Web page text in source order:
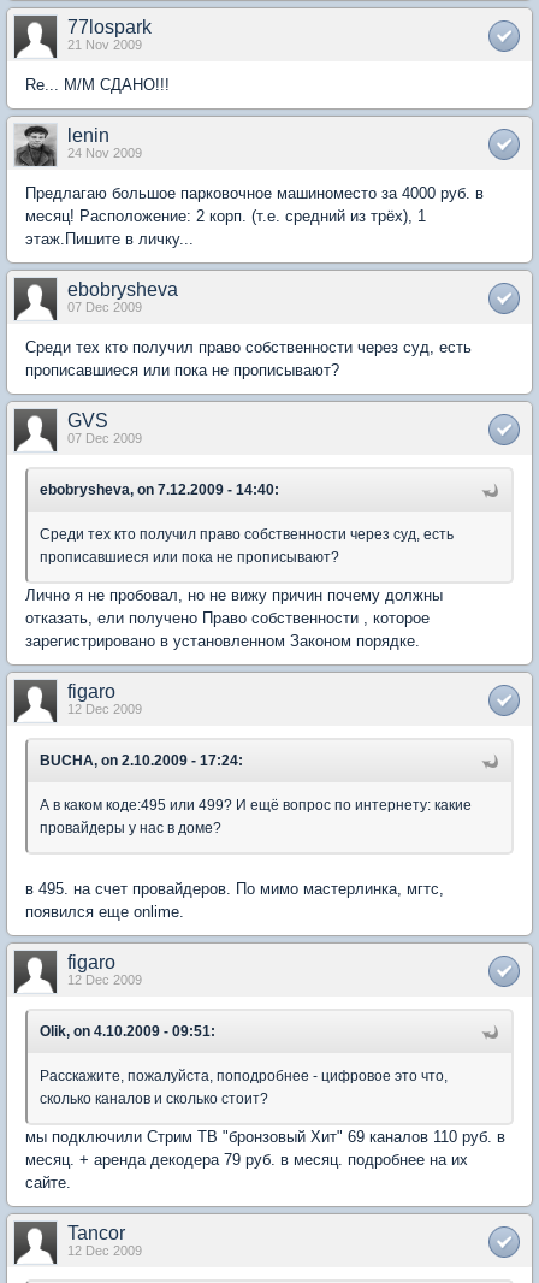
77lospark
21 Nov 2009
Re... М/М СДАНО!!!
lenin
24 Nov 2009
Предлагаю большое парковочное машиноместо за 4000 руб. в
месяц! Расположение: 2 корп. (т.е. средний из трёх), 1
этаж.Пишите в личку...
ebobrysheva
07 Dec 2009
Среди тех кто получил право собственности через суд, есть
прописавшиеся или пока не прописывают?
GVS
07 Dec 2009
ebobrysheva, on 7.12.2009 - 14:40:
Среди тех кто получил право собственности через суд, есть
прописавшиеся или пока не прописывают?
Лично я не пробовал, но не вижу причин почему должны
отказать, ели получено Право собственности , которое
зарегистрировано в установленном Законом порядке.
figaro
12 Dec 2009
BUCHA, on 2.10.2009 - 17:24:
А в каком коде:495 или 499? И ещё вопрос по интернету: какие
провайдеры у нас в доме?
в 495. на счет провайдеров. По мимо мастерлинка, мгтс,
появился еще onlime.
figaro
12 Dec 2009
Olik, on 4.10.2009 - 09:51:
Расскажите, пожалуйста, поподробнее - цифровое это что,
сколько каналов и сколько стоит?
мы подключили Стрим ТВ "бронзовый Хит" 69 каналов 110 руб. в
месяц. + аренда декодера 79 руб. в месяц. подробнее на их
сайте.
Tancor
12 Dec 2009